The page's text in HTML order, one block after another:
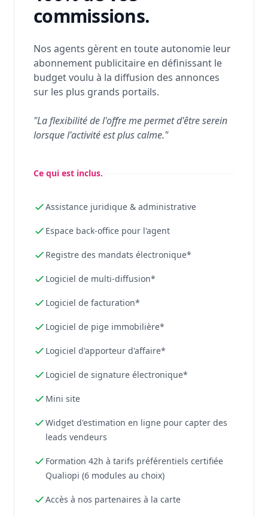
commissions.
Nos agents gèrent en toute autonomie leur
abonnement publicitaire en définissant le
budget voulu à la diffusion des annonces
sur les plus grands portails.
"La flexibilité de l'offre me permet d'être serein
lorsque l'activité est plus calme."
Ce qui est inclus.
Assistance juridique & administrative
Espace back-office pour l'agent
Registre des mandats électronique*
Logiciel de multi-diffusion*
Logiciel de facturation*
Logiciel de pige immobilière*
Logiciel d'apporteur d'affaire*
Logiciel de signature électronique*
Mini site
Widget d'estimation en ligne pour capter des
leads vendeurs
Formation 42h à tarifs préférentiels certifiée
Qualiopi (6 modules au choix)
Accès à nos partenaires à la carte